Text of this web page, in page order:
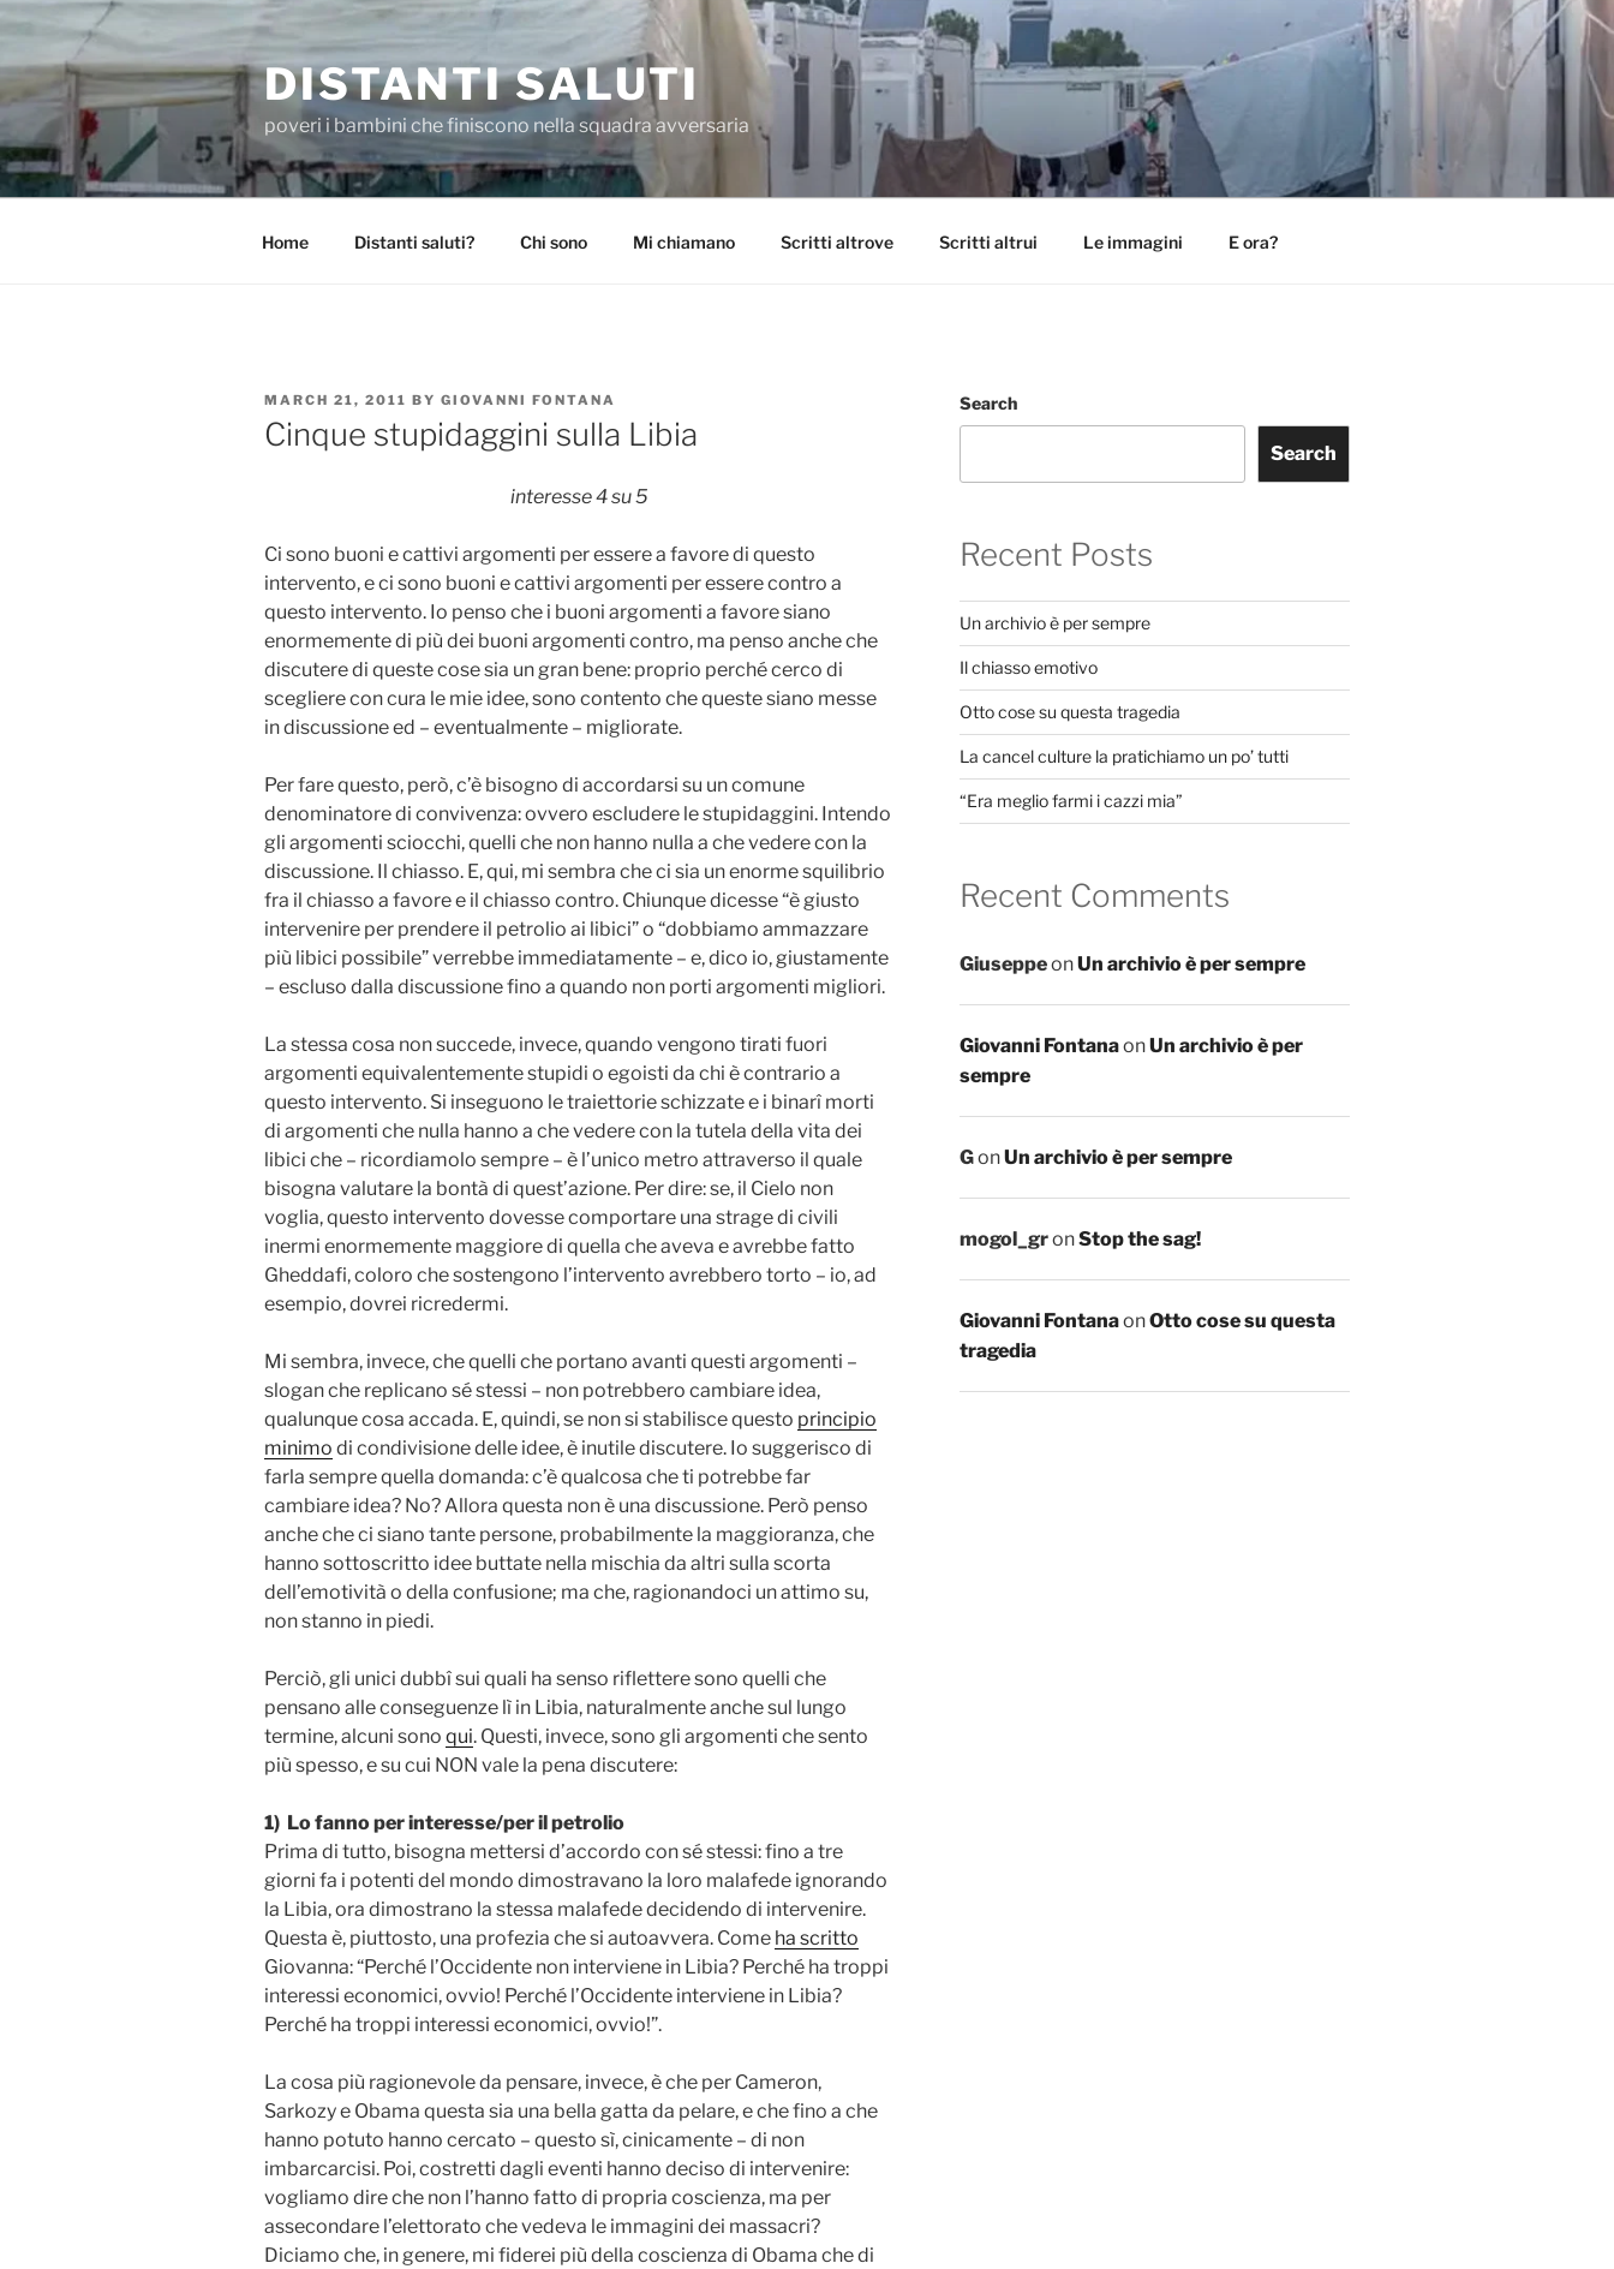
content
DISTANTI SALUTI
poveri i bambini che finiscono nella squadra avversaria
Home Distanti saluti? Chi sono Mi chiamano Scritti altrove Scritti altrui Le immagini E ora?
POSTED
ON
MARCH 21, 2011 BY GIOVANNI FONTANA
Cinque stupidaggini sulla Libia
interesse 4 su 5
Ci sono buoni e cattivi argomenti per essere a favore di questo
intervento, e ci sono buoni e cattivi argomenti per essere contro a
questo intervento. Io penso che i buoni argomenti a favore siano
enormemente di più dei buoni argomenti contro, ma penso anche che
discutere di queste cose sia un gran bene: proprio perché cerco di
scegliere con cura le mie idee, sono contento che queste siano messe
in discussione ed – eventualmente – migliorate.
Per fare questo, però, c’è bisogno di accordarsi su un comune
denominatore di convivenza: ovvero escludere le stupidaggini. Intendo
gli argomenti sciocchi, quelli che non hanno nulla a che vedere con la
discussione. Il chiasso. E, qui, mi sembra che ci sia un enorme squilibrio
fra il chiasso a favore e il chiasso contro. Chiunque dicesse “è giusto
intervenire per prendere il petrolio ai libici” o “dobbiamo ammazzare
più libici possibile” verrebbe immediatamente – e, dico io, giustamente
– escluso dalla discussione fino a quando non porti argomenti migliori.
La stessa cosa non succede, invece, quando vengono tirati fuori
argomenti equivalentemente stupidi o egoisti da chi è contrario a
questo intervento. Si inseguono le traiettorie schizzate e i binarî morti
di argomenti che nulla hanno a che vedere con la tutela della vita dei
libici che – ricordiamolo sempre – è l’unico metro attraverso il quale
bisogna valutare la bontà di quest’azione. Per dire: se, il Cielo non
voglia, questo intervento dovesse comportare una strage di civili
inermi enormemente maggiore di quella che aveva e avrebbe fatto
Gheddafi, coloro che sostengono l’intervento avrebbero torto – io, ad
esempio, dovrei ricredermi.
Mi sembra, invece, che quelli che portano avanti questi argomenti –
slogan che replicano sé stessi – non potrebbero cambiare idea,
qualunque cosa accada. E, quindi, se non si stabilisce questo principio
minimo di condivisione delle idee, è inutile discutere. Io suggerisco di
farla sempre quella domanda: c’è qualcosa che ti potrebbe far
cambiare idea? No? Allora questa non è una discussione. Però penso
anche che ci siano tante persone, probabilmente la maggioranza, che
hanno sottoscritto idee buttate nella mischia da altri sulla scorta
dell’emotività o della confusione; ma che, ragionandoci un attimo su,
non stanno in piedi.
Perciò, gli unici dubbî sui quali ha senso riflettere sono quelli che
pensano alle conseguenze lì in Libia, naturalmente anche sul lungo
termine, alcuni sono qui. Questi, invece, sono gli argomenti che sento
più spesso, e su cui NON vale la pena discutere:
1) Lo fanno per interesse/per il petrolio
Prima di tutto, bisogna mettersi d’accordo con sé stessi: fino a tre
giorni fa i potenti del mondo dimostravano la loro malafede ignorando
la Libia, ora dimostrano la stessa malafede decidendo di intervenire.
Questa è, piuttosto, una profezia che si autoavvera. Come ha scritto
Giovanna: “Perché l’Occidente non interviene in Libia? Perché ha troppi
interessi economici, ovvio! Perché l’Occidente interviene in Libia?
Perché ha troppi interessi economici, ovvio!”.
La cosa più ragionevole da pensare, invece, è che per Cameron,
Sarkozy e Obama questa sia una bella gatta da pelare, e che fino a che
hanno potuto hanno cercato – questo sì, cinicamente – di non
imbarcarcisi. Poi, costretti dagli eventi hanno deciso di intervenire:
vogliamo dire che non l’hanno fatto di propria coscienza, ma per
assecondare l’elettorato che vedeva le immagini dei massacri?
Diciamo che, in genere, mi fiderei più della coscienza di Obama che di
Search
Search
Recent Posts
Un archivio è per sempre
Il chiasso emotivo
Otto cose su questa tragedia
La cancel culture la pratichiamo un po’ tutti
“Era meglio farmi i cazzi mia”
Recent Comments
GiuseppeonUn archivio è per sempre
Giovanni FontanaonUn archivio è per
sempre
GonUn archivio è per sempre
mogol_gronStop the sag!
Giovanni FontanaonOtto cose su questa
tragedia